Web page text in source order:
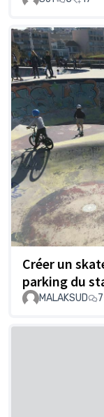
Créer un
parking du
MALAKSUD 7